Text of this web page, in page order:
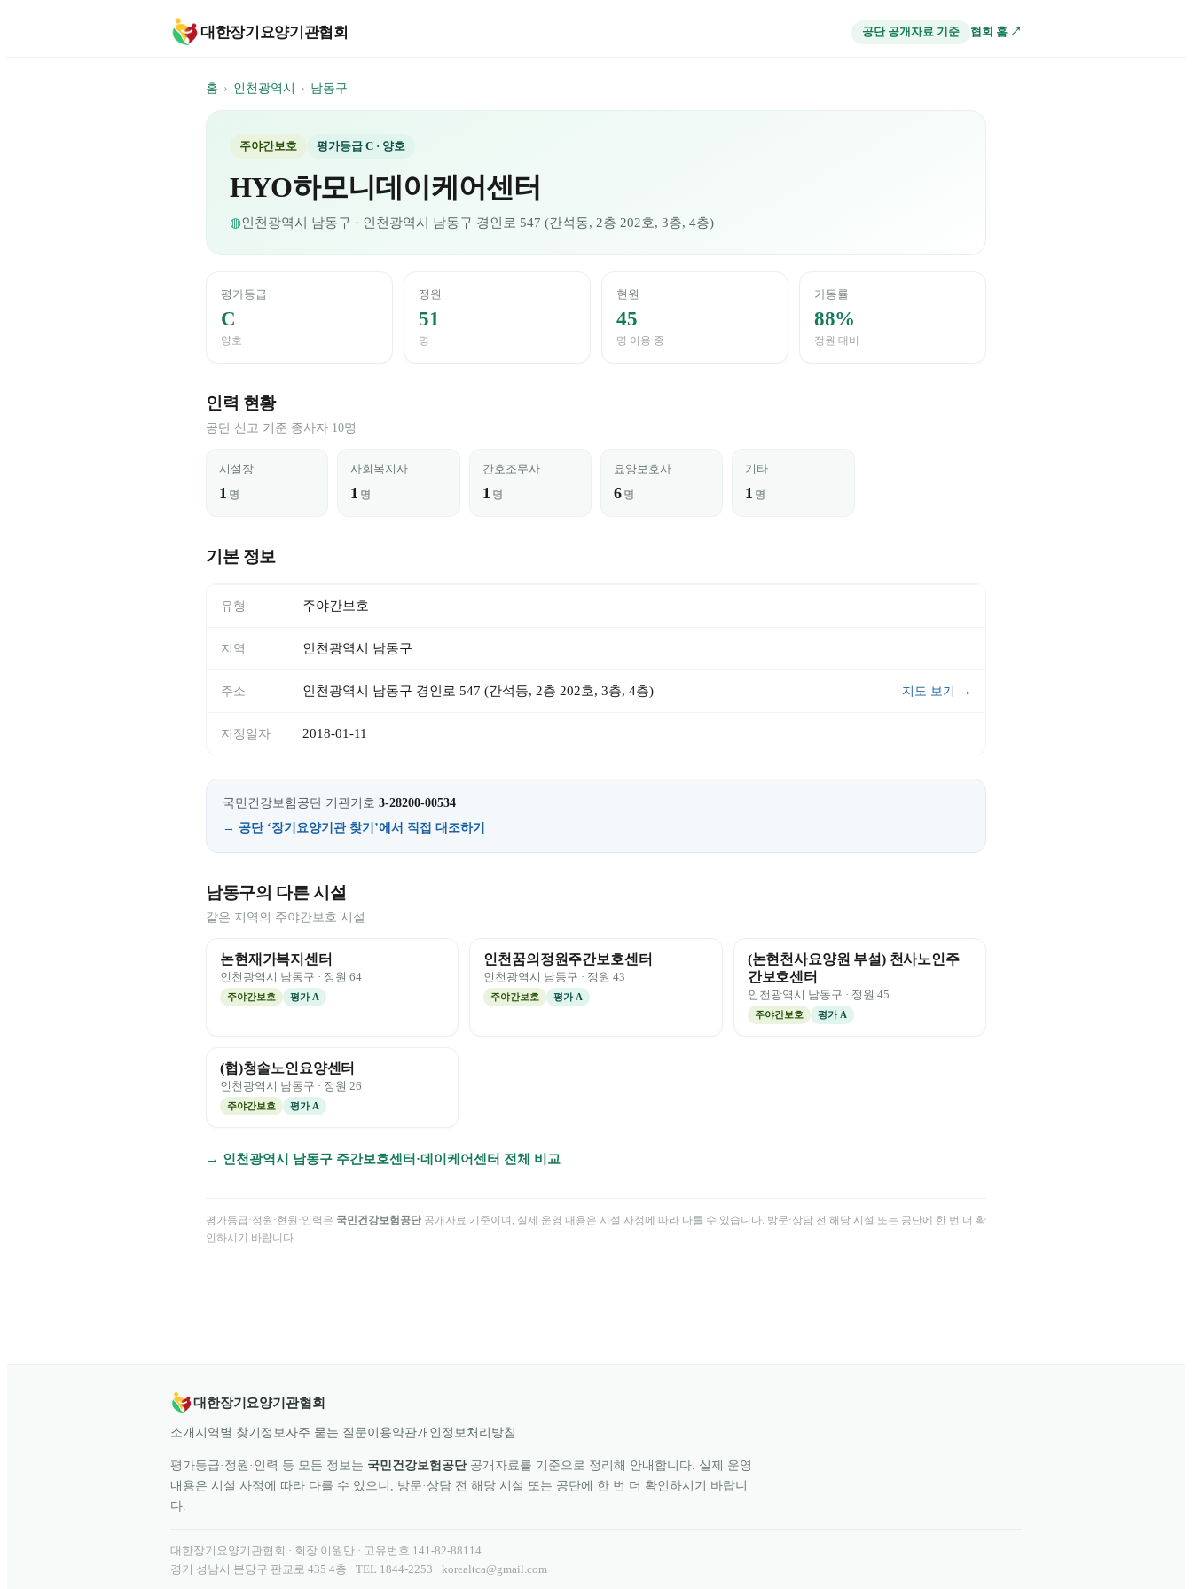
대한장기요양기관협회 공단 공개자료 기준 협회 홈 ↗
홈 › 인천광역시 › 남동구
주야간보호 평가등급 C · 양호
HYO하모니데이케어센터
◍인천광역시 남동구 · 인천광역시 남동구 경인로 547 (간석동, 2층 202호, 3층, 4층)
평가등급
C
양호
정원
51
명
현원
45
명 이용 중
가동률
88%
정원 대비
인력 현황
공단 신고 기준 종사자 10명
시설장
1 명
사회복지사
1 명
간호조무사
1 명
요양보호사
6 명
기타
1 명
기본 정보
유형 주야간보호
지역 인천광역시 남동구
주소 인천광역시 남동구 경인로 547 (간석동, 2층 202호, 3층, 4층) 지도 보기 →
지정일자 2018-01-11
국민건강보험공단 기관기호 3-28200-00534
→ 공단 ‘장기요양기관 찾기’에서 직접 대조하기
남동구의 다른 시설
같은 지역의 주야간보호 시설
논현재가복지센터
인천광역시 남동구 · 정원 64
주야간보호 평가 A
인천꿈의정원주간보호센터
인천광역시 남동구 · 정원43
주야간보호 평가 A
(논현천사요양원 부설) 천사노인주
간보호센터
인천광역시 남동구 · 정원 45
주야간보호 평가 A
(협)청솔노인요양센터
인천광역시 남동구 · 정원 26
주야간보호 평가 A
→ 인천광역시 남동구 주간보호센터·데이케어센터 전체 비교
평가등급·정원·현원·인력은 국민건강보험공단 공개자료 기준이며, 실제 운영 내용은 시설 사정에 따라 다를 수 있습니다. 방문·상담 전 해당 시설 또는 공단에 한 번 더 확
인하시기 바랍니다.
대한장기요양기관협회
소개 지역별 찾기 정보자주 묻는 질문이용약관개인정보처리방침
평가등급·정원·인력 등 모든 정보는 국민건강보험공단공개자료를 기준으로 정리해 안내합니다. 실제 운영
내용은 시설 사정에 따라 다를 수 있으니, 방문·상담 전 해당 시설 또는 공단에 한 번 더 확인하시기 바랍니
다.
대한장기요양기관협회 · 회장 이원만 · 고유번호 141-82-88114
경기 성남시 분당구 판교로 435 4층 · TEL 1844-2253 · korealtca@gmail.com